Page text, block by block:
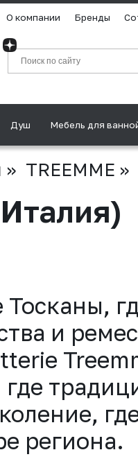
О компании Бренды
Душ Мебель для
» TREEMME »
и
региона.